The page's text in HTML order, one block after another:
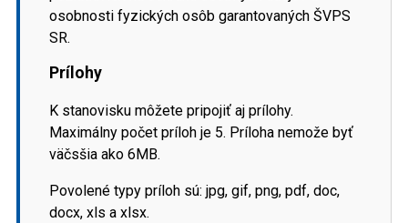
osobnosti fyzických osôb garantovaných ŠVPS
SR.
Prílohy
K stanovisku môžete pripojiť aj prílohy.
Maximálny počet príloh je 5. Príloha nemože byť
väčsšia ako 6MB.
Povolené typy príloh sú: jpg, gif, png, pdf, doc,
docx, xls a xlsx.